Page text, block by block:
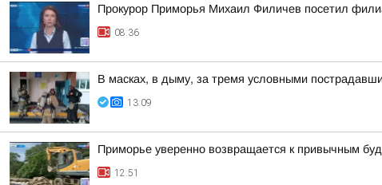
Прокурор Приморья Михаил Филичев посетил
08:36
В масках, в дыму, за тремя условными
13:09
Приморье уверенно возвращается к привычным
12:51